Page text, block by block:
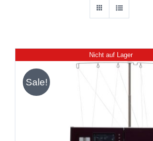
Nicht auf Lager
Sale!